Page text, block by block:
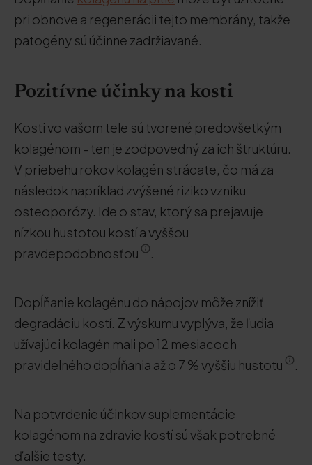
pri obnove a regenerácii tejto membrány, takže
patogény sú účinne zadržiavané.
Pozitívne účinky na kosti
Kosti vo vašom tele sú tvorené predovšetkým
kolagénom - ten je zodpovedný za ich štruktúru.
V priebehu rokov kolagén strácate, čo má za
následok napríklad zvýšené riziko vzniku
osteoporózy. Ide o stav, ktorý sa prejavuje
nízkou hustotou kostí a vyššou
pravdepodobnosťou
Dopĺňanie kolagénu do nápojov môže znížiť
degradáciu kostí. Z výskumu vyplýva, že ľudia
užívajúci kolagén mali po 12 mesiacoch
pravidelného dopĺňania až o 7 % vyššiu hustotu
Na potvrdenie účinkov suplementácie
kolagénom na zdravie kostí sú však potrebné
ďalšie testy.